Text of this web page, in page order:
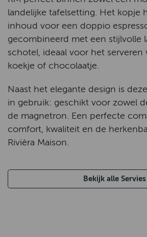
landelijke tafelsetting. Het kopje
inhoud voor een doppio
gecombineerd met een stijlvolle
schotel, ideaal voor het serveren
koekje of chocolaatje.
Naast het elegante design is
in gebruik: geschikt voor zowel
de magnetron. Een perfecte
comfort, kwaliteit en de
Rivièra Maison.
Bekijk alle Servies